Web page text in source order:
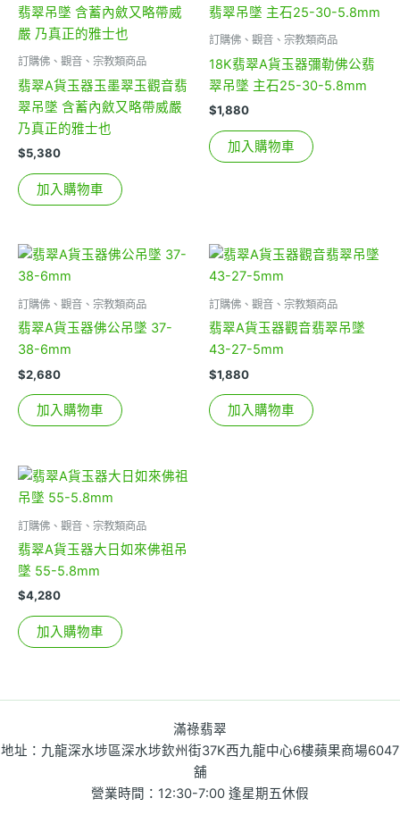
訂購佛、觀音、宗教類商品
翡翠A貨玉器玉墨翠玉觀音翡
翠吊墜 含蓄內斂又略帶威嚴
乃真正的雅士也
$5,380
加入購物車
訂購佛、觀音、宗教類商品
18K翡翠A貨玉器彌勒佛公翡
翠吊墜 主石25-30-5.8mm
$1,880
加入購物車
訂購佛、觀音、宗教類商品
翡翠A貨玉器佛公吊墜 37-
38-6mm
$2,680
加入購物車
訂購佛、觀音、宗教類商品
翡翠A貨玉器觀音翡翠吊墜
43-27-5mm
$1,880
加入購物車
訂購佛、觀音、宗教類商品
翡翠A貨玉器大日如來佛祖吊
墜 55-5.8mm
$4,280
加入購物車
滿祿翡翠
地址：九龍深水埗區深水埗欽州街37K西九龍中心6樓蘋果商場6047
舖
營業時間：12:30-7:00 逢星期五休假